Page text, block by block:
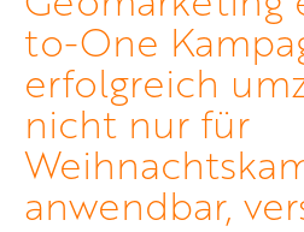
to-One
erfolgreich
nicht nur für
anwendbar,